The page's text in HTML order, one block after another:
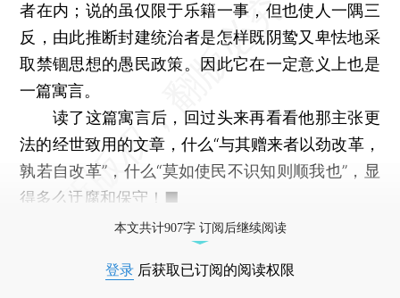
者在内；说的虽仅限于乐籍一事，但也使人一隅三
反，由此推断封建统治者是怎样既阴鸷又卑怯地采
取禁锢思想的愚民政策。因此它在一定意义上也是
一篇寓言。
读了这篇寓言后，回过头来再看看他那主张更
法的经世致用的文章，什么“与其赠来者以劲改革，
孰若自改革”，什么“莫如使民不识知则顺我也”，显
得多么迂腐和保守！■
本文共计907字 订阅后继续阅读
登录 后获取已订阅的阅读权限